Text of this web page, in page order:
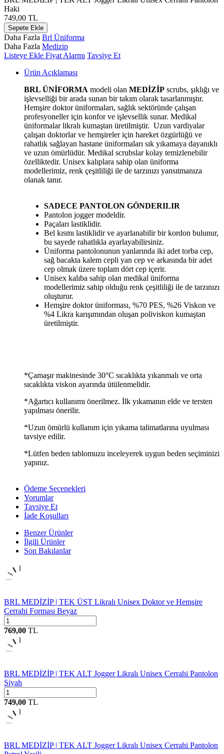
Haki
749,00 TL
Sepete Ekle
Daha Fazla Brl Üniforma
Daha Fazla Medizip
Listeye Ekle Fiyat Alarmı Tavsiye Et
Ürün Açıklaması
BRL ÜNİFORMA modeli olan MEDİZİP scrubs, şıklığı ve
işlevselliği bir arada sunan bir takım olarak tasarlanmıştır.
Hemşire doktor üniformaları, sağlık sektöründe çalışan
profesyoneller için konfor ve işlevsellik sunar. Medikal
üniformalar likralı kumaştan üretilmiştir. Uzun vardiyalar
çalışan doktorlar ve hemşireler için hareket özgürlüğü ve
rahatlık sağlayan hastane üniformaları sık yıkamaya dayanıklı
ve uzun ömürlüdür. Medikal scrubslar kolay temizlenebilir
özelliktedir. Unisex kalıplara sahip olan üniforma
modellerimiz, renk çeşitliliği ile de tarzınızı yansıtmanıza
olanak tanır.
SADECE PANTOLON GÖNDERILIR
Pantolon jogger modeldir.
Paçaları lastiklidir.
Bel kısmı lastiklidir ve ayarlanabilir bir kordon bulunur,
bu sayede rahatlıkla ayarlayabilirsiniz.
Üniforma pantolonunun yanlarında iki adet torba cep,
sağ bacakta kalem cepli yan cep ve arkasında bir adet
cep olmak üzere toplam dört cep içerir.
Unisex kalıba sahip olan medikal üniforma
modellerimiz sahip olduğu renk çeşitliliği ile de tarzınızı
oluşturur.
Hemşire doktor üniforması, %70 PES, %26 Viskon ve
%4 Likra karışımından oluşan poliviskon kumaştan
üretilmiştir.
*Çamaşır makinesinde 30°C sıcaklıkta yıkanmalı ve orta
sıcaklıkta viskon ayarında ütülenmelidir.
*Ağartıcı kullanımı önerilmez. İlk yıkamanın elde ve tersten
yapılması önerilir.
*Uzun ömürlü kullanım için yıkama talimatlarına uyulması
tavsiye edilir.
*Lütfen beden tablomuzu inceleyerek uygun beden seçiminizi
yapınız.
Ödeme Seçenekleri
Yorumlar
Tavsiye Et
İade Koşulları
Benzer Ürünler
İlgili Ürünler
Son Bakılanlar
BRL MEDİZİP | TEK ÜST Likralı Unisex Doktor ve Hemşire
Cerrahi Forması Beyaz
769,00 TL
BRL MEDİZİP | TEK ALT Jogger Likralı Unisex Cerrahi Pantolon
Siyah
749,00 TL
BRL MEDİZİP | TEK ALT Jogger Likralı Unisex Cerrahi Pantolon